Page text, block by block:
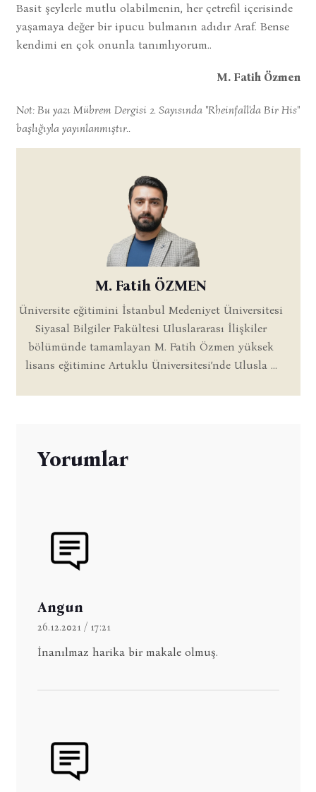
Basit şeylerle mutlu olabilmenin, her çetrefil içerisinde
yaşamaya değer bir ipucu bulmanın adıdır Araf. Bense
kendimi en çok onunla tanımlıyorum..
M. Fatih Özmen
Not: Bu yazı Mübrem Dergisi 2. Sayısında "Rheinfall'da Bir His"
başlığıyla yayınlanmıştır..
M. Fatih ÖZMEN
Üniversite eğitimini İstanbul Medeniyet Üniversitesi
Siyasal Bilgiler Fakültesi Uluslararası İlişkiler
bölümünde tamamlayan M. Fatih Özmen yüksek
lisans eğitimine Artuklu Üniversitesi’nde Ulusla ...
Yorumlar
Angun
26.12.2021 / 17:21
İnanılmaz harika bir makale olmuş.